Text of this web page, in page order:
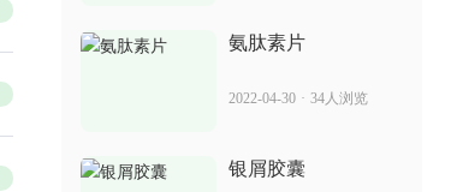
氨肽素片
2022-04-30 · 34人浏览
银屑胶囊